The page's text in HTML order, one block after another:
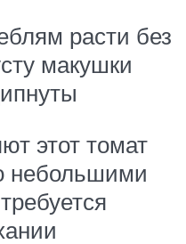
расти без
макушки
этот томат
небольшими